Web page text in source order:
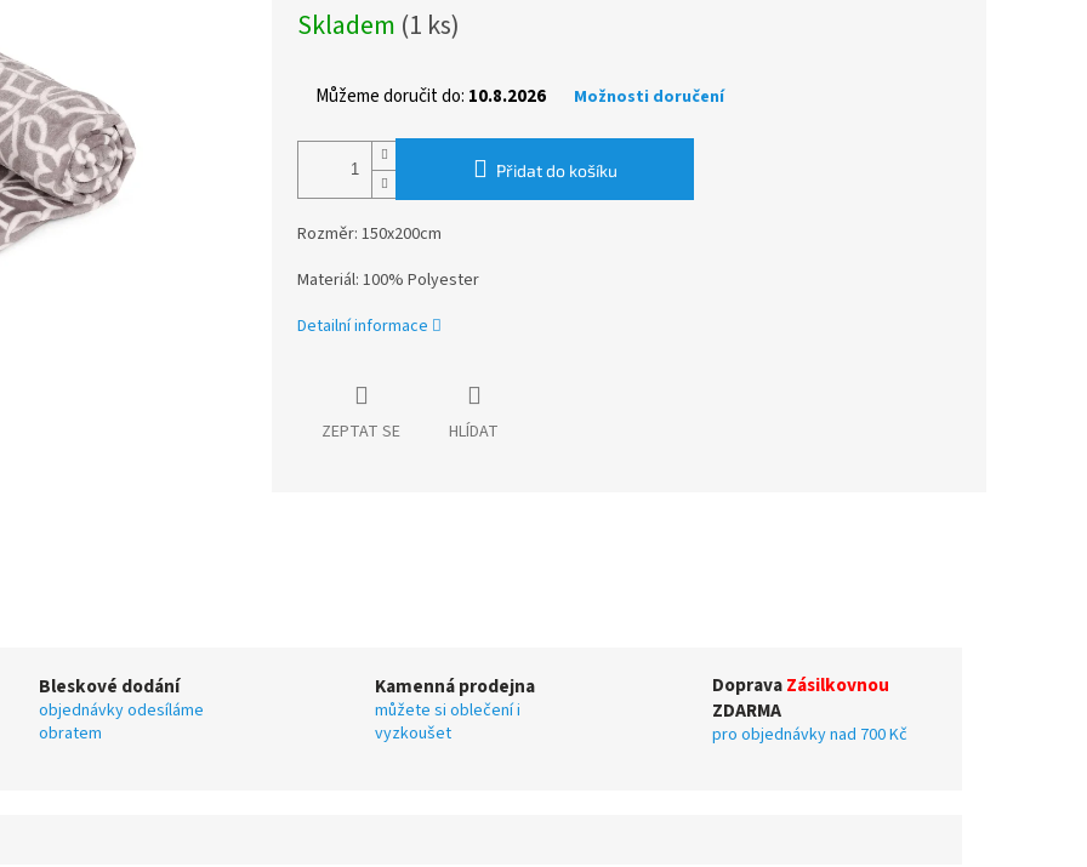
cena:
Skladem (1 ks)
Můžeme doručit do: 10.8.2026 Možnosti doručení
Přidat do košíku
Rozměr: 150x200cm
Materiál: 100% Polyester
Detailní informace
ZEPTAT SE HLÍDAT
Bleskové dodání
objednávky odesíláme
obratem
Kamenná prodejna
můžete si oblečení i
vyzkoušet
DopravaZásilkovnou
ZDARMA
pro objednávky nad 700 Kč